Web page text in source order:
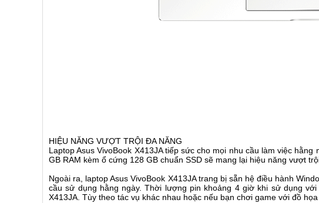
HIỆU NĂNG VƯỢT TRỘI ĐA NĂNG
Laptop Asus VivoBook X413JA tiếp sức cho mọi nhu cầu làm việc
GB RAM kèm ổ cứng 128 GB chuẩn SSD sẽ mang lại hiệu năng vượt
Ngoài ra, laptop Asus VivoBook X413JA trang bị sẵn hệ điều hành
cầu sử dụng hằng ngày. Thời lượng pin khoảng 4 giờ khi sử dụng
X413JA. Tùy theo tác vụ khác nhau hoặc nếu bạn chơi game với đồ